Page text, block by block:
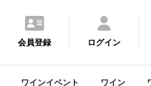
会員登録 ログイン
ワインイベント ワイン